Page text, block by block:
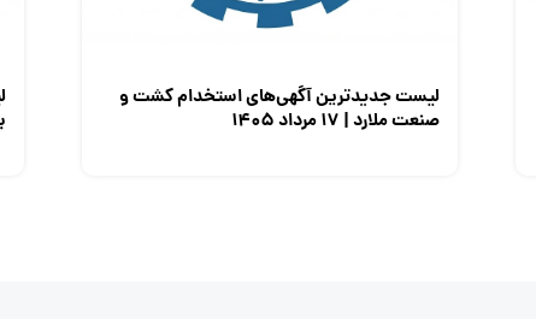
لیست جدیدترین آگهی‌های استخدام کشت و
صنعت ملارد | ۱۷ مرداد ۱۴۰۵